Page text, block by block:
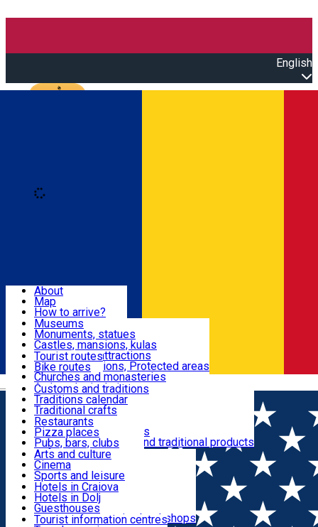
English
Română
Attractions
Routes
Customs, Traditions
Food & Drinks
Leisure & Fun
Accommodation
Useful
About
Map
How to arrive?
Recommendations
Tourist attractions
News
Museums
Monuments, statues
Castles, mansions, kulas
Architectural attractions
Natural attractions, Protected areas
Churches and monasteries
Archaeological sites
Parks and gardens
Tourist routes
Bike routes
Customs and traditions
Traditions calendar
Traditional crafts
Traditional cuisine
Wineries and vineyards
Local manufacturers and traditional products
Restaurants
Pizza places
Pubs, bars, clubs
Cafes and teahouses
Sweets and ice cream
Fast-food
Arts and culture
Cinema
Sports and leisure
Horse riding
Swimming pools
Zoo
Shopping, souvenirs, bookshops
Hotels in Craiova
Hotels in Dolj
Guesthouses
Villas
Tourist information centres